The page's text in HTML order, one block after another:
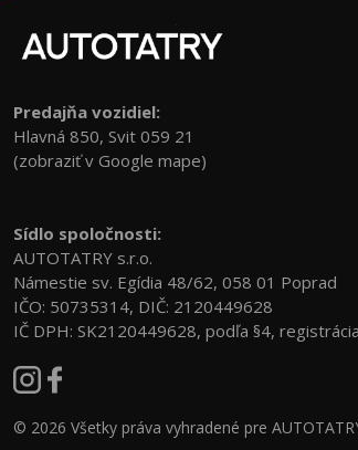
Predajňa vozidiel:
Hlavná 850, Svit 059 21
(zobraziť v Google mape)
Sídlo spoločnosti:
AUTOTATRY s.r.o.
Námestie sv. Egídia 48/62, 058 01 Poprad
IČO: 50735314, DIČ: 2120449628
IČ DPH: SK2120449628, podľa §4,
© 2026 Všetky práva vyhradené pre